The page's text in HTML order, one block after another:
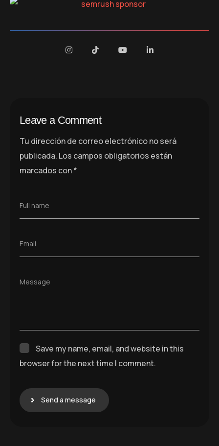
Leave a Comment
Tu dirección de correo electrónico no será
publicada. Los campos obligatorios están
marcados con*
Full name
Email
Message
Save my name, email, and website in this
browser for the next time I comment.
Send a message